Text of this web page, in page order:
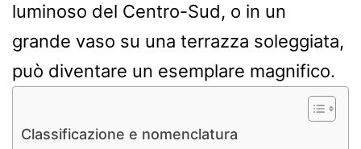
luminoso del Centro-Sud, o in un
grande vaso su una terrazza soleggiata,
può diventare un esemplare magnifico.
Classificazione e nomenclatura